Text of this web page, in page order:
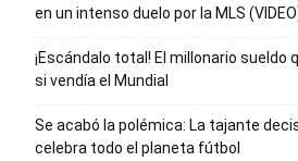
en un intenso duelo por la MLS
¡Escándalo total! El millonario sueldo
si vendía el Mundial
Se acabó la polémica: La tajante
celebra todo el planeta fútbol